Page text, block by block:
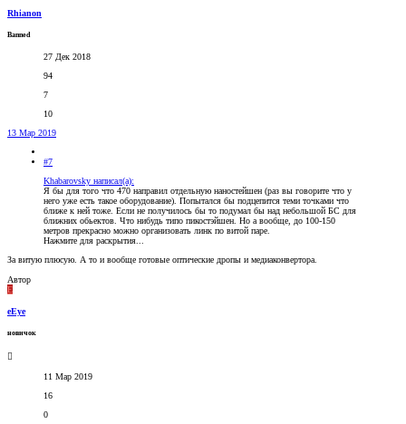
Rhianon
Banned
27 Дек 2018
94
7
10
13 Мар 2019
#7
Khabarovsky написал(а):
Я бы для того что 470 направил отдельную наностейшен (раз вы говорите что у
него уже есть такое оборудование). Попытался бы подцепится теми точками что
ближе к ней тоже. Если не получилось бы то подумал бы над небольшой БС для
ближних обьектов. Что нибудь типо пикостэйшен. Но а вообще, до 100-150
метров прекрасно можно организовать линк по витой паре.
Нажмите для раскрытия...
За витую плюсую. А то и вообще готовые оптические дропы и медиаконвертора.
Автор
E
eEye
новичок
11 Мар 2019
16
0